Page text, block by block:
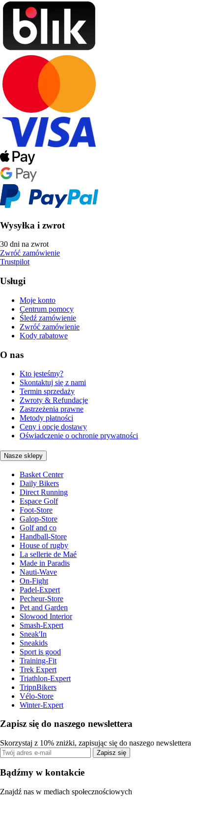
Wysyłka i zwrot
30 dni na zwrot
Zwróć zamówienie
Trustpilot
Usługi
Moje konto
Centrum pomocy
Śledź zamówienie
Zwróć zamówienie
Kody rabatowe
O nas
Kto jesteśmy?
Skontaktuj się z nami
Termin sprzedaży
Zwroty & Refundacje
Zastrzeżenia prawne
Metody płatności
Ceny i opcje dostawy
Oświadczenie o ochronie prywatności
Nasze sklepy
Basket Center
Daily Bikers
Direct Running
Espace Golf
Foot-Store
Galop-Store
Golf and co
Handball-Store
House of rugby
La sellerie de Maé
Made in Paradis
Nauti-Wave
On-Fight
Padel-Expert
Pecheur-Store
Pet and Garden
Slowood Interior
Smash-Expert
Sneak'In
Sneakids
Sport is good
Training-Fit
Trek Expert
Triathlon-Expert
TripnBikers
Vélo-Store
Winter-Expert
Zapisz się do naszego newslettera
Skorzystaj z 10% zniżki, zapisując się do naszego newslettera
Zapisz się
Bądźmy w kontakcie
Znajdź nas w mediach społecznościowych